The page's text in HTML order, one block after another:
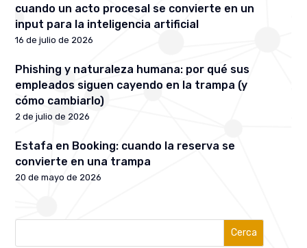
cuando un acto procesal se convierte en un
input para la inteligencia artificial
16 de julio de 2026
Phishing y naturaleza humana: por qué sus
empleados siguen cayendo en la trampa (y
cómo cambiarlo)
2 de julio de 2026
Estafa en Booking: cuando la reserva se
convierte en una trampa
20 de mayo de 2026
Cerca